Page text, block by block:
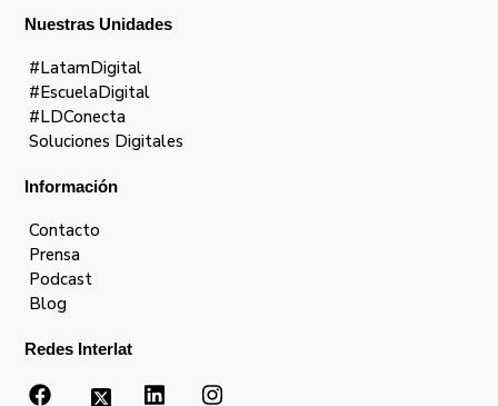
Nuestras Unidades
#LatamDigital
#EscuelaDigital
#LDConecta
Soluciones Digitales
Información
Contacto
Prensa
Podcast
Blog
Redes Interlat